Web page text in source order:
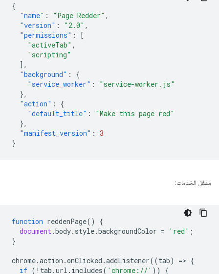
{
"name" : "Page Redder" ,
"version" : "2.0" ,
"permissions" :
[
"activeTab" ,
"scripting"
],
"background" :
{
"service_worker" :
"service-worker.js"
},
"action" :
{
"default_title" :
"Make this page red"
},
"manifest_version" : 3
}
مشغّل الخدمات:
function reddenPage()
{
document .body. style.backgroundColor = 'red' ;
}
chrome.action .onClicked .addListener((tab) => {
if ( ! tab .url . includes( 'chrome://' )) {